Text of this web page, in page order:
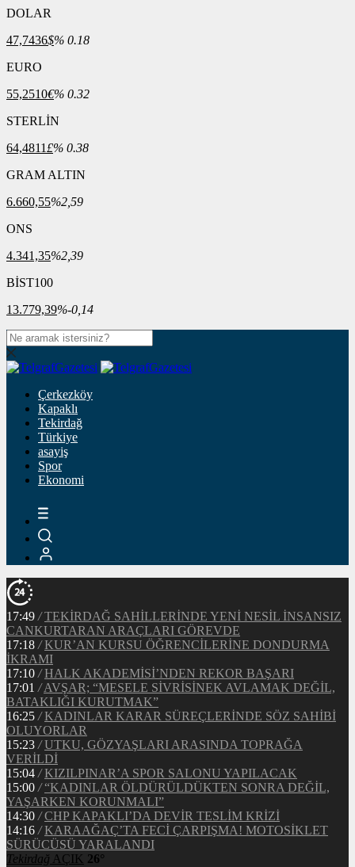
DOLAR
47,7436$% 0.18
EURO
55,2510€% 0.32
STERLİN
64,4811£% 0.38
GRAM ALTIN
6.660,55%2,59
ONS
4.341,35%2,39
BİST100
13.779,39%-0,14
Çerkezköy
Kapaklı
Tekirdağ
Türkiye
asayiş
Spor
Ekonomi
17:49 / TEKİRDAĞ SAHİLLERİNDE YENİ NESİL İNSANSIZ
CANKURTARAN ARAÇLARI GÖREVDE
17:18 / KUR’AN KURSU ÖĞRENCİLERİNE DONDURMA
İKRAMI
17:10 / HALK AKADEMİSİ’NDEN REKOR BAŞARI
17:01 / AVŞAR; “MESELE SİVRİSİNEK AVLAMAK DEĞİL,
BATAKLIĞI KURUTMAK”
16:25 / KADINLAR KARAR SÜREÇLERİNDE SÖZ SAHİBİ
OLUYORLAR
15:23 / UTKU, GÖZYAŞLARI ARASINDA TOPRAĞA
VERİLDİ
15:04 / KIZILPINAR’A SPOR SALONU YAPILACAK
15:00 / “KADINLAR ÖLDÜRÜLDÜKTEN SONRA DEĞİL,
YAŞARKEN KORUNMALI”
14:30 / CHP KAPAKLI’DA DEVİR TESLİM KRİZİ
14:16 / KARAAĞAÇ’TA FECİ ÇARPIŞMA! MOTOSİKLET
SÜRÜCÜSÜ YARALANDI
Tekirdağ AÇIK 26°